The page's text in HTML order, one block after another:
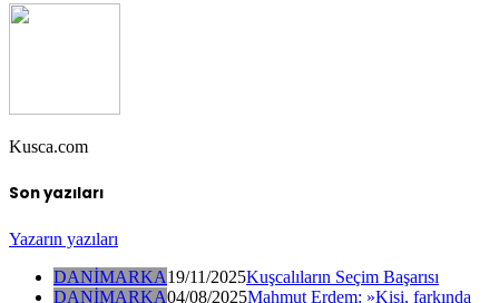
Kusca.com
Son yazıları
Yazarın yazıları
DANİMARKA19/11/2025Kuşcalıların Seçim Başarısı
DANİMARKA04/08/2025Mahmut Erdem: »Kişi, farkında